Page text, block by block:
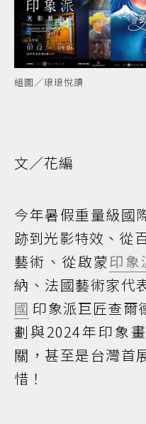
組圖／琅琅悅讀
文／花編
今年暑假重量級國
跡到光影特效、從
藝術、從啟蒙印象
納、法國藝術家代
國 印象派巨匠查爾
劃與2024年印象
關，甚至是台灣首
惜！